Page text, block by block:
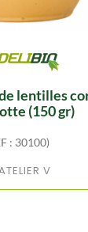
(150 gr)
: 30100)
V